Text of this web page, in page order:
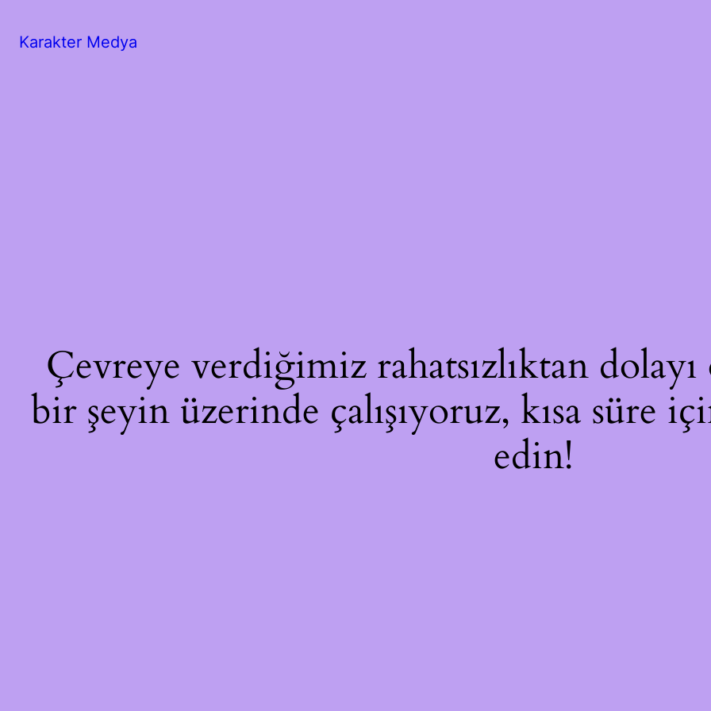
Karakter Medya
Çevreye verdiğimiz rahatsızlıktan
bir şeyin üzerinde çalışıyoruz, kısa süre
edin!